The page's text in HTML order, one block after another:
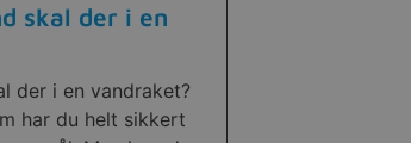
skal der i en
der i en vandraket?
har du helt sikkert